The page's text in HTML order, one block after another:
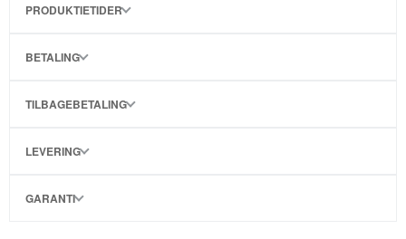
PRODUKTIETIDER
BETALING
TILBAGEBETALING
LEVERING
GARANTI